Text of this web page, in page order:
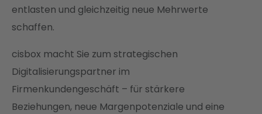
entlasten und gleichzeitig neue Mehrwerte
schaffen.
cisbox macht Sie zum strategischen
Digitalisierungspartner im
Firmenkundengeschäft – für stärkere
Beziehungen, neue Margenpotenziale und eine